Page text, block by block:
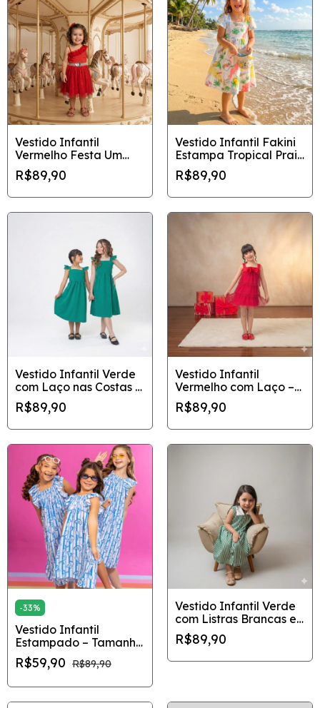
Vestido Infantil
Vermelho Festa Um
Ombro Tule e Cinto
Coração - Tam 2
R$89,90
Vestido Infantil Fakini
Estampa Tropical Praia
Brasil - Tamanho 6
R$89,90
Vestido Infantil Verde
com Laço nas Costas –
Tamanhos 8 e 12
R$89,90
Vestido Infantil
Vermelho com Laço –
Tamanho 10 | Natal
Elegante
R$89,90
-33%
Vestido Infantil
Estampado – Tamanho
8
R$59,90 R$89,90
Vestido Infantil Verde
com Listras Brancas e
Gola Branca
R$89,90